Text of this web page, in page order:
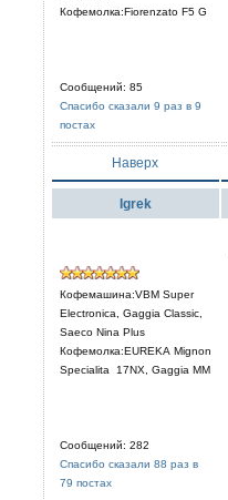
Кофемолка:Fiorenzato F5 G
Сообщений: 85
Спасибо сказали 9 раз в 9
постах
Наверх
Igrek
Кофемашина:VBM Super
Electronica, Gaggia Classic,
Saeco Nina Plus
Кофемолка:EUREKA Mignon
Specialita 17NX, Gaggia MM
Сообщений: 282
Спасибо сказали 88 раз в
79 постах